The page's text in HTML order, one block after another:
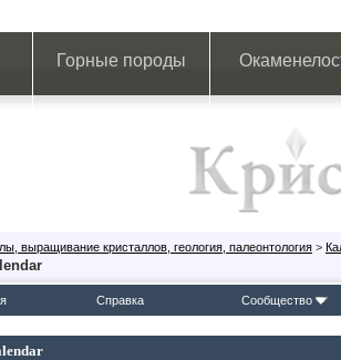
Горные породы
выращивание кристаллов, геология, палеонтология >
Справка Сообщество